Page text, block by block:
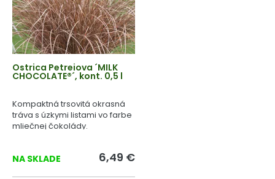
Ostrica Petreiova ´MILK
CHOCOLATE®´, kont. 0,5 l
Kompaktná trsovitá okrasná
tráva s úzkymi listami vo farbe
mliečnej čokolády.
NA SKLADE 6,49 €